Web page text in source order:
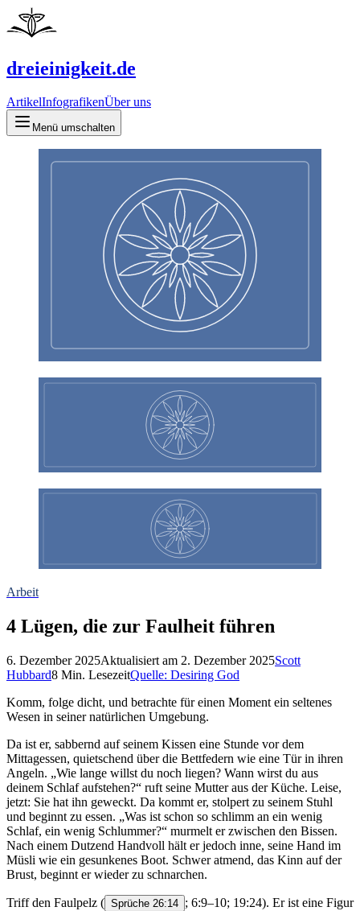
dreieinigkeit.de
ArtikelInfografikenÜber uns
Menü umschalten
Arbeit
4 Lügen, die zur Faulheit führen
6. Dezember 2025Aktualisiert am 2. Dezember 2025Scott
Hubbard8 Min. LesezeitQuelle: Desiring God
Komm, folge dicht, und betrachte für einen Moment ein seltenes
Wesen in seiner natürlichen Umgebung.
Da ist er, sabbernd auf seinem Kissen eine Stunde vor dem
Mittagessen, quietschend über die Bettfedern wie eine Tür in ihren
Angeln. „Wie lange willst du noch liegen? Wann wirst du aus
deinem Schlaf aufstehen?“ ruft seine Mutter aus der Küche. Leise,
jetzt: Sie hat ihn geweckt. Da kommt er, stolpert zu seinem Stuhl
und beginnt zu essen. „Was ist schon so schlimm an ein wenig
Schlaf, ein wenig Schlummer?“ murmelt er zwischen den Bissen.
Nach einem Dutzend Handvoll hält er jedoch inne, seine Hand im
Müsli wie ein gesunkenes Boot. Schwer atmend, das Kinn auf der
Brust, beginnt er wieder zu schnarchen.
Triff den Faulpelz ( Sprüche 26:14 ; 6:9–10; 19:24). Er ist eine Figur